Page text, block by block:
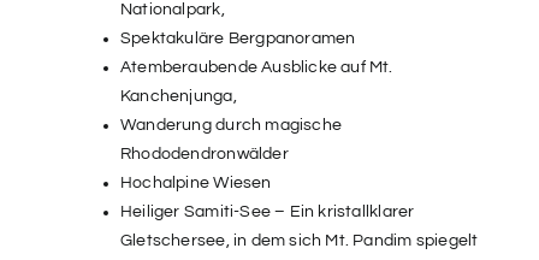
Nationalpark,
Spektakuläre Bergpanoramen
Atemberaubende Ausblicke auf Mt.
Kanchenjunga,
Wanderung durch magische
Rhododendronwälder
Hochalpine Wiesen
Heiliger Samiti-See – Ein kristallklarer
Gletschersee, in dem sich Mt. Pandim spiegelt